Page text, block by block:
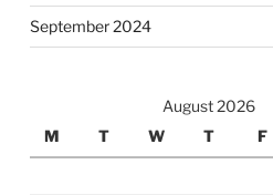
September 2024
August 2026
M
T W T F